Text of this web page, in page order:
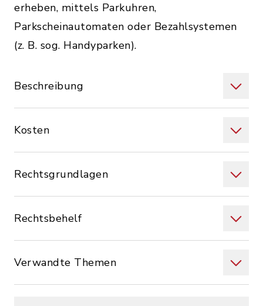
erheben, mittels Parkuhren,
Parkscheinautomaten oder Bezahlsystemen
(z. B. sog. Handyparken).
Beschreibung
Kosten
Rechtsgrundlagen
Rechtsbehelf
Verwandte Themen